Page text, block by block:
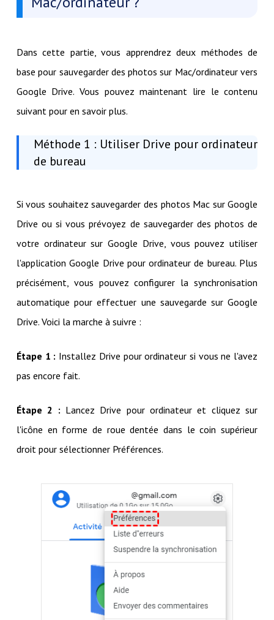
Dans cette partie, vous apprendrez deux méthodes de
base pour sauvegarder des photos sur Mac/ordinateur vers
Google Drive. Vous pouvez maintenant lire le contenu
suivant pour en savoir plus.
Méthode 1 : Utiliser Drive pour ordinateur
de bureau
Si vous souhaitez sauvegarder des photos Mac sur Google
Drive ou si vous prévoyez de sauvegarder des photos de
votre ordinateur sur Google Drive, vous pouvez utiliser
l'application Google Drive pour ordinateur de bureau. Plus
précisément, vous pouvez configurer la synchronisation
automatique pour effectuer une sauvegarde sur Google
Drive. Voici la marche à suivre :
Étape 1 : Installez Drive pour ordinateur si vous ne l'avez
pas encore fait.
Étape 2 : Lancez Drive pour ordinateur et cliquez sur
l'icône en forme de roue dentée dans le coin supérieur
droit pour sélectionner Préférences.